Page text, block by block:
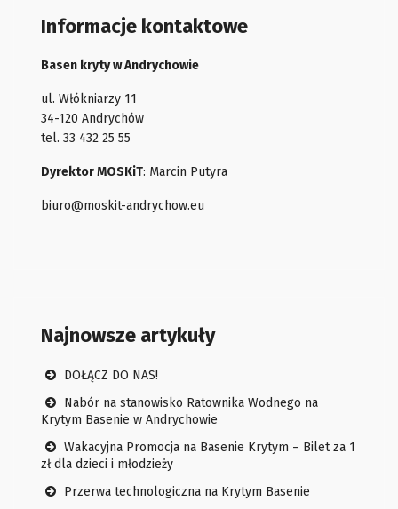
Informacje kontaktowe
Basen kryty w Andrychowie
ul. Włókniarzy 11
34-120 Andrychów
tel. 33 432 25 55
Dyrektor MOSKiT: Marcin Putyra
biuro@moskit-andrychow.eu
Najnowsze artykuły
DOŁĄCZ DO NAS!
Nabór na stanowisko Ratownika Wodnego na
Krytym Basenie w Andrychowie
Wakacyjna Promocja na Basenie Krytym – Bilet za 1
zł dla dzieci i młodzieży
Przerwa technologiczna na Krytym Basenie